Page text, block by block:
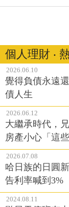
個人理財 ‧
2026.06.10
覺得負債永遠
債人生
2026.06.12
大繼承時代，
房產小心「這
2026.07.08
哈日族的日圓
告利率喊到3%
2024.08.11